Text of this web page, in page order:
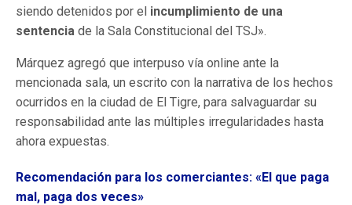
siendo detenidos por el incumplimiento de una
sentencia de la Sala Constitucional del TSJ».
Márquez agregó que interpuso vía online ante la
mencionada sala, un escrito con la narrativa de los hechos
ocurridos en la ciudad de El Tigre, para salvaguardar su
responsabilidad ante las múltiples irregularidades hasta
ahora expuestas.
Recomendación para los comerciantes: «El que paga
mal, paga dos veces»